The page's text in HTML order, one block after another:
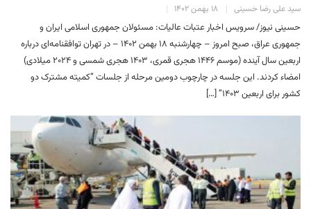
سید علی رضا حسینی ۱۸ بهمن ۱۴۰۲
حسینی نیوز/ سرویس اخبار عتبات عالیات: مسئولان جمهوری اسلامی ایران و
جمهوری عراق، صبح امروز – چهارشنبه ۱۸ بهمن ۱۴۰۲ – در تهران توافقنامه‌ای درباره
اربعین سال آینده (موسم ۱۴۴۶ هجری قمری، ۱۴۰۳ هجری شمسی و ۲۰۲۴ میلادی)
امضاء کردند. این جلسه در چارچوب دومین مرحله از جلسات “کمیته مشترک دو
کشور برای اربعین ۱۴۰۳” […]